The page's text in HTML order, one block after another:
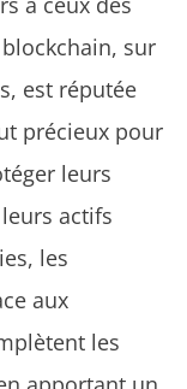
sur
est réputée
précieux pour
leurs
actifs
les
aux
les